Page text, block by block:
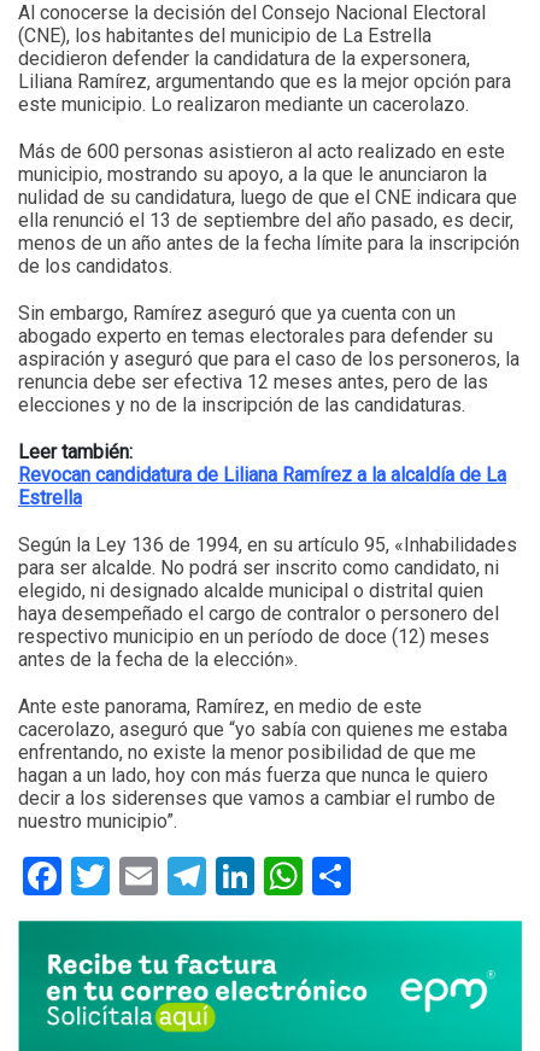
Al conocerse la decisión del Consejo Nacional Electoral
(CNE), los habitantes del municipio de La Estrella
decidieron defender la candidatura de la expersonera,
Liliana Ramírez, argumentando que es la mejor opción para
este municipio. Lo realizaron mediante un cacerolazo.
Más de 600 personas asistieron al acto realizado en este
municipio, mostrando su apoyo, a la que le anunciaron la
nulidad de su candidatura, luego de que el CNE indicara que
ella renunció el 13 de septiembre del año pasado, es decir,
menos de un año antes de la fecha límite para la inscripción
de los candidatos.
Sin embargo, Ramírez aseguró que ya cuenta con un
abogado experto en temas electorales para defender su
aspiración y aseguró que para el caso de los personeros, la
renuncia debe ser efectiva 12 meses antes, pero de las
elecciones y no de la inscripción de las candidaturas.
Leer también:
Revocan candidatura de Liliana Ramírez a la alcaldía de La
Estrella
Según la Ley 136 de 1994, en su artículo 95, «Inhabilidades
para ser alcalde. No podrá ser inscrito como candidato, ni
elegido, ni designado alcalde municipal o distrital quien
haya desempeñado el cargo de contralor o personero del
respectivo municipio en un período de doce (12) meses
antes de la fecha de la elección».
Ante este panorama, Ramírez, en medio de este
cacerolazo, aseguró que “yo sabía con quienes me estaba
enfrentando, no existe la menor posibilidad de que me
hagan a un lado, hoy con más fuerza que nunca le quiero
decir a los siderenses que vamos a cambiar el rumbo de
nuestro municipio”.
Facebook
Twitter
EmailTelegram
LinkedIn
WhatsApp